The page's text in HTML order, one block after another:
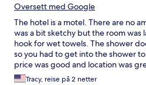
Oversett med Google
The hotel is a motel. There are no
was a bit sketchy but the room
hook for wet towels. The shower
so you had to get into the shower
price was good and location was
Tracy, reise på 2 netter